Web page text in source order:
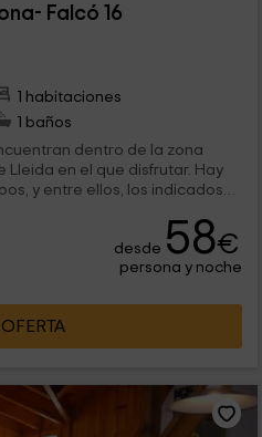
Falcó 16
1 habitaciones
1 baños
dentro de la zona
Lleida en el que disfrutar. Hay
y entre ellos, los indicados
deportivas o piscinas.
desde 58€
persona y noche